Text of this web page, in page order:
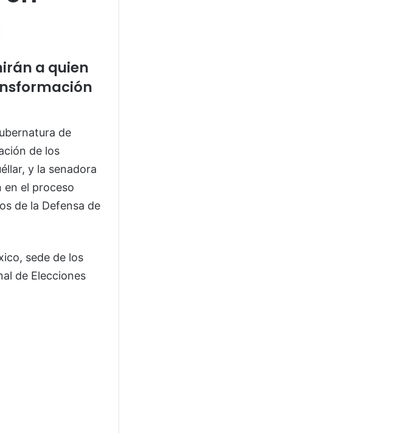
a quien
de
de los
y la senadora
en el proceso
de la Defensa de
sede de los
de Elecciones